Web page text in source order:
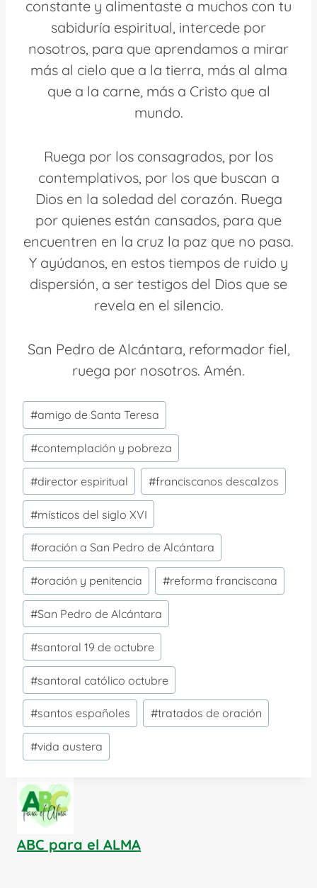
constante y alimentaste a muchos con tu
sabiduría espiritual, intercede por
nosotros, para que aprendamos a mirar
más al cielo que a la tierra, más al alma
que a la carne, más a Cristo que al
mundo.
Ruega por los consagrados, por los
contemplativos, por los que buscan a
Dios en la soledad del corazón. Ruega
por quienes están cansados, para que
encuentren en la cruz la paz que no pasa.
Y ayúdanos, en estos tiempos de ruido y
dispersión, a ser testigos del Dios que se
revela en el silencio.
San Pedro de Alcántara, reformador fiel,
ruega por nosotros. Amén.
Etiquetas
de
la
entrada:
#amigo de Santa Teresa
#contemplación y pobreza
#director espiritual #franciscanos descalzos
#místicos del siglo XVI
#oración a San Pedro de Alcántara
#oración y penitencia #reforma franciscana
#San Pedro de Alcántara
#santoral 19 de octubre
#santoral católico octubre
#santos españoles #tratados de oración
#vida austera
ABC para el ALMA